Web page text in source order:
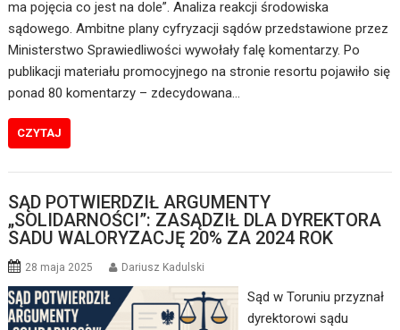
ma pojęcia co jest na dole”. Analiza reakcji środowiska
sądowego. Ambitne plany cyfryzacji sądów przedstawione przez
Ministerstwo Sprawiedliwości wywołały falę komentarzy. Po
publikacji materiału promocyjnego na stronie resortu pojawiło się
ponad 80 komentarzy – zdecydowana…
CZYTAJ
SĄD POTWIERDZIŁ ARGUMENTY
„SOLIDARNOŚCI”: ZASĄDZIŁ DLA DYREKTORA
SADU WALORYZACJĘ 20% ZA 2024 ROK
28 maja 2025 Dariusz Kadulski
Sąd w Toruniu przyznał
dyrektorowi sądu